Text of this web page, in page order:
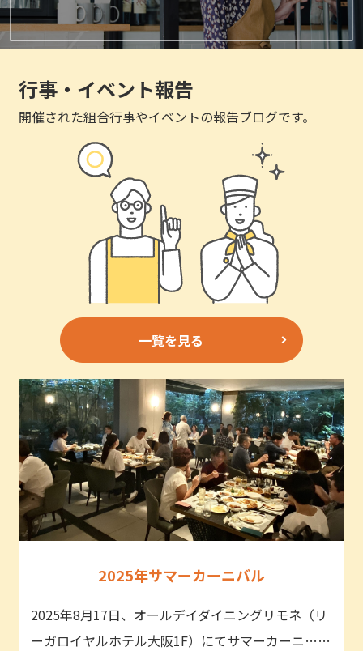
行事・イベント報告
開催された組合行事やイベントの報告ブログです。
一覧を見る
2025年サマーカーニバル
2025年8月17日、オールデイダイニングリモネ（リ
ーガロイヤルホテル大阪1F）にてサマーカーニ……